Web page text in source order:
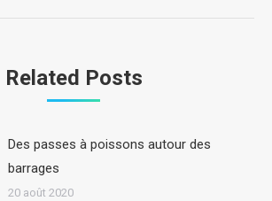
Related Posts
Des passes à poissons autour des
barrages
20 août 2020